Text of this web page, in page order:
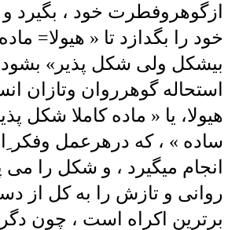
ازگوهروفطرت خود ، بگیرد
خود را بگدازد تا « هیولا=
بیشکل ولی شکل پذیر» بشود
استحاله گوهرروان وتازان
هیولا، یا « ماده کاملا شکل
ساده » ، که درهرعمل وفکر
انجام میگیرد ، و شکل را می
روانی و تازش را به کل از
برترین اکراه است ، چون